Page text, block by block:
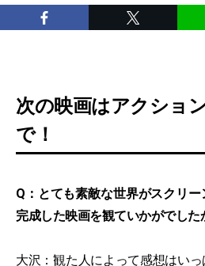
次の映画はアクショ
で！
Q：とても素敵な世界がスクリー
完成した映画を観ていかがでした
大沢：観た人によって感想はい